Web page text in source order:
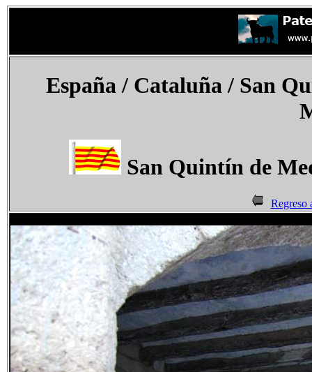
España/ Cataluña / San
San Quintín de
Regreso